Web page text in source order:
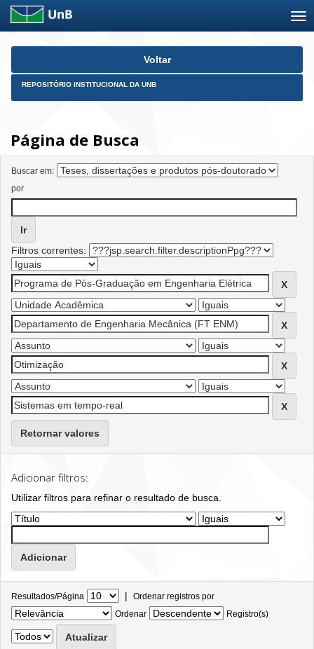
Skip
Voltar
REPOSITÓRIO INSTITUCIONAL DA UNB
Página de Busca
Buscar em:
por
Filtros correntes:
Retornar valores
Adicionar filtros:
Utilizar filtros para refinar o resultado de busca.
Resultados/Página | Ordenar registros por
Ordenar
Registro(s)